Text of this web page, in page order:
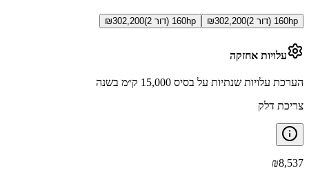
160hp (דור 2) ₪302,200 160hp (דור 2) ₪302,200
עלויות אחזקה
הערכת עלויות שנתיות על בסיס 15,000 ק״מ בשנה
צריכת דלק
₪8,537